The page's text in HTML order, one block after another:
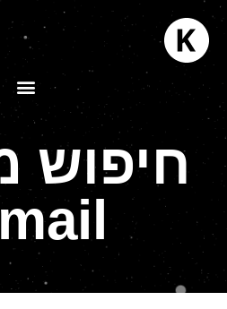
חיפוש